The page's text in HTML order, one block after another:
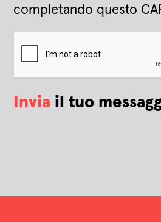
completando questo
Invia il tuo